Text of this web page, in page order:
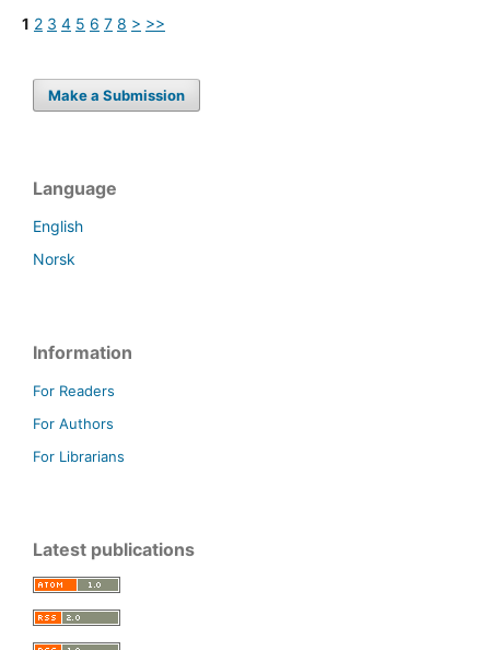
1 2 3 4 5 6 7 8 > >>
Make a Submission
Language
English
Norsk
Information
For Readers
For Authors
For Librarians
Latest publications